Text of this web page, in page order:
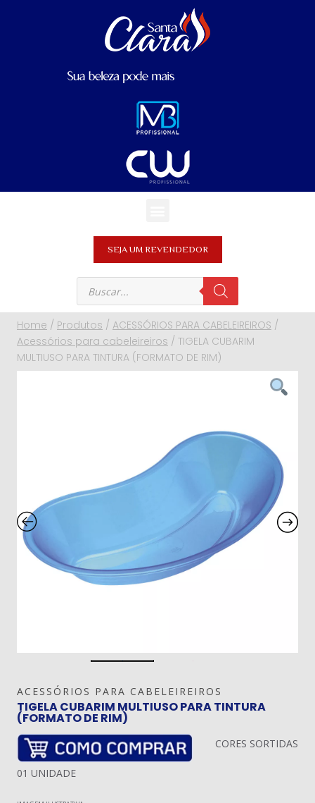
SEJA UM REVENDEDOR
Home / Produtos / ACESSÓRIOS PARA CABELEIREIROS /
Acessórios para cabeleireiros / TIGELA CUBARIM
MULTIUSO PARA TINTURA (FORMATO DE RIM)
ACESSÓRIOS PARA CABELEIREIROS
TIGELA CUBARIM MULTIUSO PARA TINTURA
(FORMATO DE RIM)
CORES SORTIDAS
01 UNIDADE